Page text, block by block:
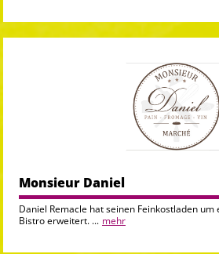
Monsieur Daniel
Daniel Remacle hat seinen Feinkostladen
Bistro erweitert. ... mehr